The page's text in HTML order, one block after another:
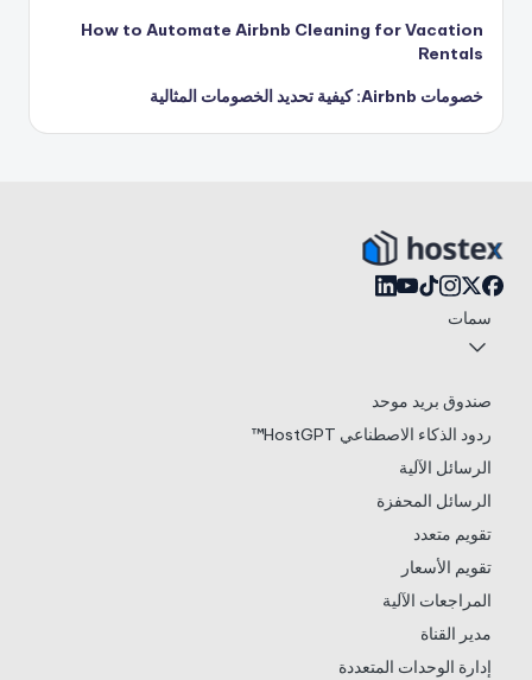
How to Automate Airbnb Cleaning for Vacation
Rentals
خصومات Airbnb: كيفية تحديد الخصومات المثالية
سمات
صندوق بريد موحد
ردود الذكاء الاصطناعي HostGPT™
الرسائل الآلية
الرسائل المحفزة
تقويم متعدد
تقويم الأسعار
المراجعات الآلية
مدير القناة
إدارة الوحدات المتعددة